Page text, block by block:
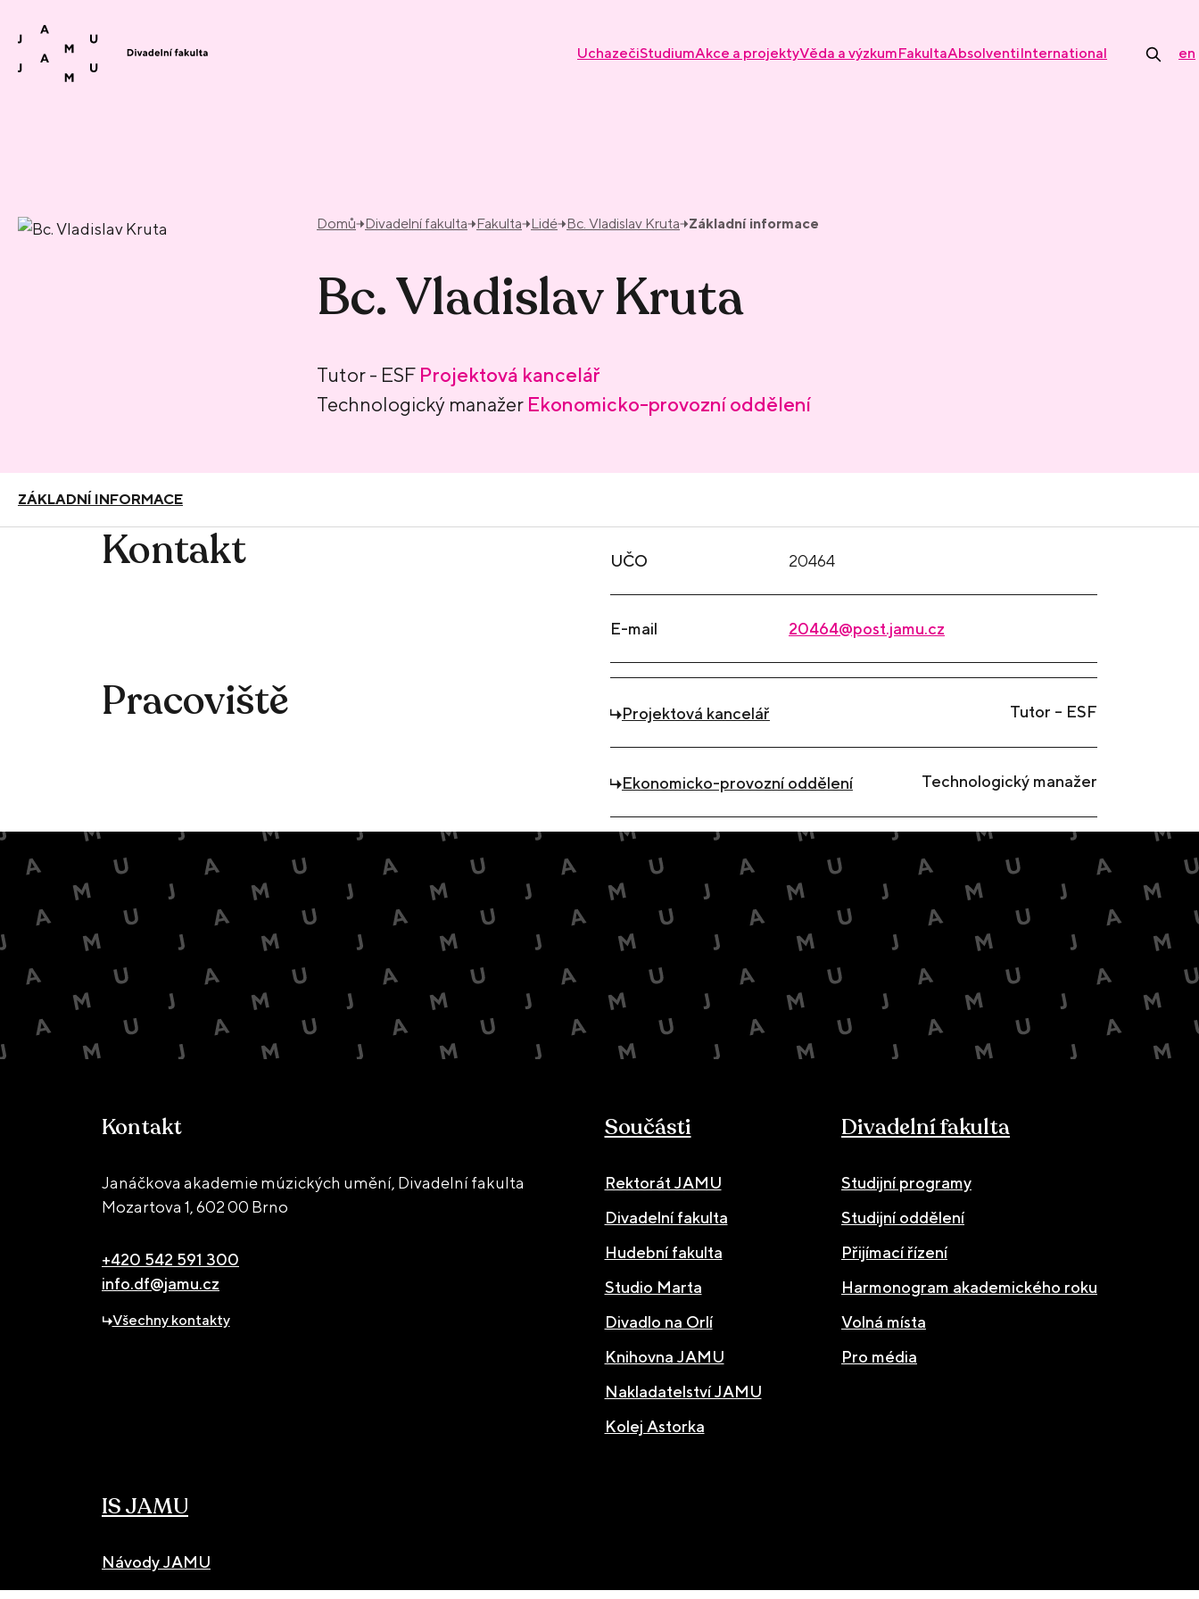
UchazečiStudiumAkce a projektyVěda a výzkumFakultaAbsolventiInternational en
Domů Divadelní fakulta Fakulta Lidé Bc. Vladislav Kruta Základní informace
Bc. Vladislav Kruta
Tutor - ESF Projektová kancelář
Technologický manažer Ekonomicko-provozní oddělení
ZÁKLADNÍ INFORMACE
Kontakt UČO 20464
E-mail 20464@post.jamu.cz
Pracoviště Tutor – ESF
Projektová kancelář
Technologický manažer
Ekonomicko-provozní oddělení
Kontakt
Janáčkova akademie múzických umění, Divadelní fakulta
Mozartova 1,602 00 Brno
+420 542 591 300
info.df@jamu.cz
Všechny kontakty
Součásti
Rektorát JAMU
Divadelní fakulta
Hudební fakulta
Studio Marta
Divadlo na Orlí
Knihovna JAMU
Nakladatelství JAMU
Kolej Astorka
Divadelní fakulta
Studijní programy
Studijní oddělení
Přijímací řízení
Harmonogram akademického roku
Volná místa
Pro média
IS JAMU
Návody JAMU